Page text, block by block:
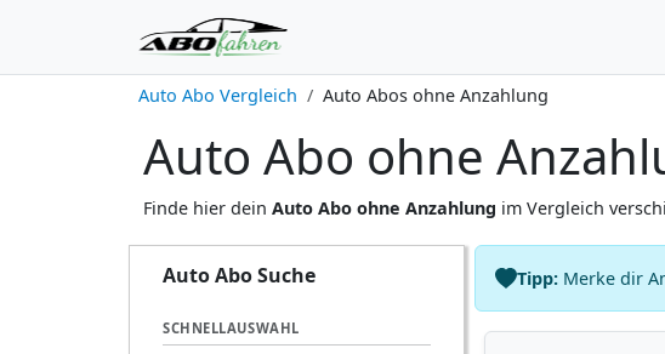
Auto Abo Vergleich Auto Abos ohne Anzahlung
Auto Abo ohne
Finde hier dein Auto Abo ohne Anzahlung im Vergleich
Auto Abo Suche
SCHNELLAUSWAHL
Tipp: Merke dir